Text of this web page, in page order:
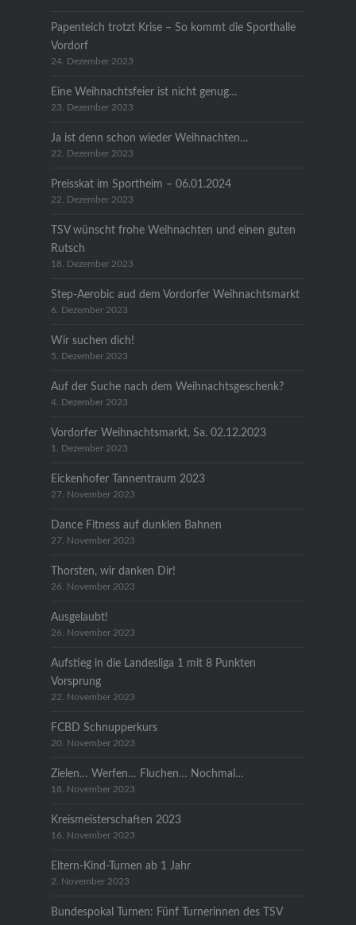
Papenteich trotzt Krise – So kommt die Sporthalle
Vordorf
24. Dezember 2023
Eine Weihnachtsfeier ist nicht genug…
23. Dezember 2023
Ja ist denn schon wieder Weihnachten…
22. Dezember 2023
Preisskat im Sportheim – 06.01.2024
22. Dezember 2023
TSV wünscht frohe Weihnachten und einen guten
Rutsch
18. Dezember 2023
Step-Aerobic aud dem Vordorfer Weihnachtsmarkt
6. Dezember 2023
Wir suchen dich!
5. Dezember 2023
Auf der Suche nach dem Weihnachtsgeschenk?
4. Dezember 2023
Vordorfer Weihnachtsmarkt, Sa. 02.12.2023
1. Dezember 2023
Eickenhofer Tannentraum 2023
27. November 2023
Dance Fitness auf dunklen Bahnen
27. November 2023
Thorsten, wir danken Dir!
26. November 2023
Ausgelaubt!
26. November 2023
Aufstieg in die Landesliga 1 mit 8 Punkten
Vorsprung
22. November 2023
FCBD Schnupperkurs
20. November 2023
Zielen… Werfen… Fluchen… Nochmal…
18. November 2023
Kreismeisterschaften 2023
16. November 2023
Eltern-Kind-Turnen ab 1 Jahr
2. November 2023
Bundespokal Turnen: Fünf Turnerinnen des TSV